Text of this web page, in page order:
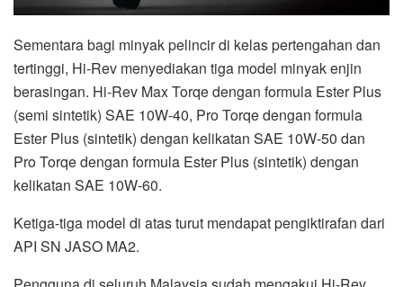
Sementara bagi minyak pelincir di kelas pertengahan dan
tertinggi, Hi-Rev menyediakan tiga model minyak enjin
berasingan. Hi-Rev Max Torqe dengan formula Ester Plus
(semi sintetik) SAE 10W-40, Pro Torqe dengan formula
Ester Plus (sintetik) dengan kelikatan SAE 10W-50 dan
Pro Torqe dengan formula Ester Plus (sintetik) dengan
kelikatan SAE 10W-60.
Ketiga-tiga model di atas turut mendapat pengiktirafan dari
API SN JASO MA2.